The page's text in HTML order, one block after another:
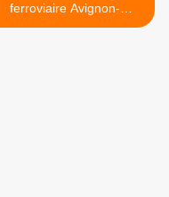
ferroviaire Avignon-
Carpentras >